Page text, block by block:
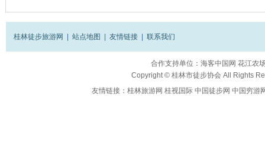
桂林徒步旅游网 站点地图 友情链接 联系我们
合作支持单位： 海客中国网 花江农
Copyright © 桂林市徒步协会All Rights
友情链接： 桂林旅游网 桂视国际 中国徒步网 中国穷游